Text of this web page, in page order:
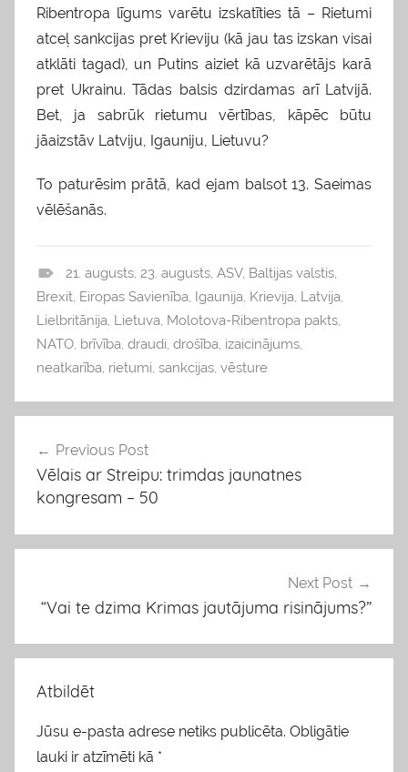
Ribentropa līgums varētu izskatīties tā – Rietumi
atceļ sankcijas pret Krieviju (kā jau tas izskan visai
atklāti tagad), un Putins aiziet kā uzvarētājs karā
pret Ukrainu. Tādas balsis dzirdamas arī Latvijā.
Bet, ja sabrūk rietumu vērtības, kāpēc būtu
jāaizstāv Latviju, Igauniju, Lietuvu?
To paturēsim prātā, kad ejam balsot 13. Saeimas
vēlēšanās.
b
l
o
g
21. augusts, 23. augusts, ASV, Baltijas valstis,
Brexit, Eiropas Savienība, Igaunija, Krievija, Latvija,
Lielbritānija, Lietuva, Molotova-Ribentropa pakts,
NATO, brīvība, draudi, drošība, izaicinājums,
neatkarība, rietumi, sankcijas, vēsture
Ziņu
izvēlne
Previous Post
Vēlais ar Streipu: trimdas jaunatnes
kongresam – 50
Next Post
“Vai te dzima Krimas jautājuma risinājums?”
Atbildēt
Jūsu e-pasta adrese netiks publicēta. Obligātie
lauki ir atzīmēti kā *